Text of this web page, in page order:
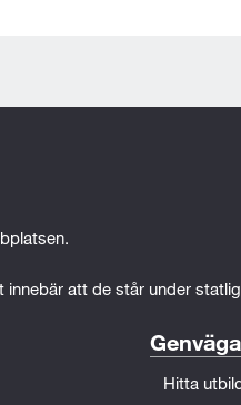
att de står under
Hitta